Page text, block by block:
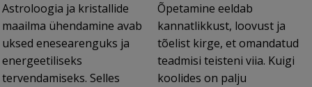
Astroloogia ja kristallide
maailma ühendamine avab
uksed enesearenguks ja
energeetiliseks
tervendamiseks. Selles
Õpetamine eeldab
kannatlikkust, loovust ja
tõelist kirge, et omandatud
teadmisi teisteni viia. Kuigi
koolides on palju